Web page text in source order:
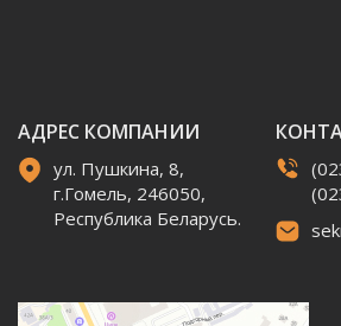
АДРЕС КОМПАНИИ
ул. Пушкина, 8,
г.Гомель, 246050,
Республика Беларусь.